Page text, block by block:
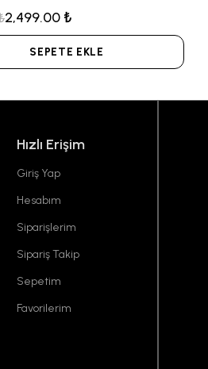
2,499.00 ₺
SEPETE EKLE
Hızlı Erişim
Giriş Yap
Hesabım
Siparişlerim
Sipariş Takip
Sepetim
Favorilerim